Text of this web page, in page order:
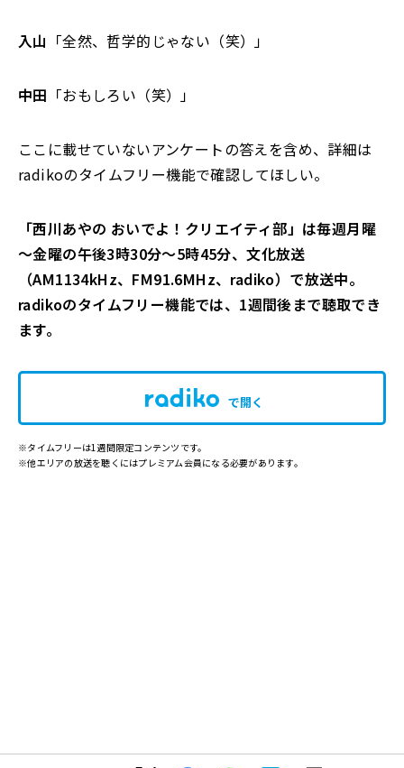
入山 「全然、哲学的じゃない（笑）」
中田 「おもしろい（笑）」
ここに載せていないアンケートの答えを含め、詳細は
radikoのタイムフリー機能で確認してほしい。
「西川あやの おいでよ！クリエイティ部」は毎週月曜
～金曜の午後3時30分～5時45分、文化放送
（AM1134kHz、FM91.6MHz、radiko）で放送中。
radikoのタイムフリー機能では、1週間後まで聴取でき
ます。
で開く
※タイムフリーは1週間限定コンテンツです。
※他エリアの放送を聴くにはプレミアム会員になる必要があります。